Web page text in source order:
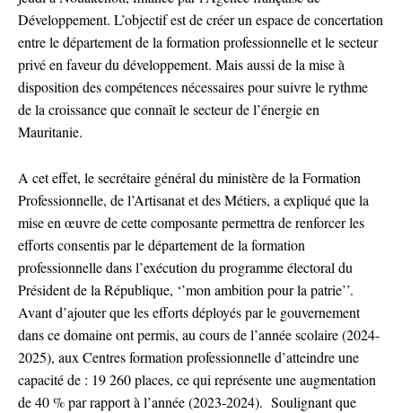
Développement. L’objectif est de créer un espace de concertation
entre le département de la formation professionnelle et le secteur
privé en faveur du développement. Mais aussi de la mise à
disposition des compétences nécessaires pour suivre le rythme
de la croissance que connaît le secteur de l’énergie en
Mauritanie.
A cet effet, le secrétaire général du ministère de la Formation
Professionnelle, de l’Artisanat et des Métiers, a expliqué que la
mise en œuvre de cette composante permettra de renforcer les
efforts consentis par le département de la formation
professionnelle dans l’exécution du programme électoral du
Président de la République, ‘’mon ambition pour la patrie’’.
Avant d’ajouter que les efforts déployés par le gouvernement
dans ce domaine ont permis, au cours de l’année scolaire (2024-
2025), aux Centres formation professionnelle d’atteindre une
capacité de : 19 260 places, ce qui représente une augmentation
de 40 % par rapport à l’année (2023-2024). Soulignant que